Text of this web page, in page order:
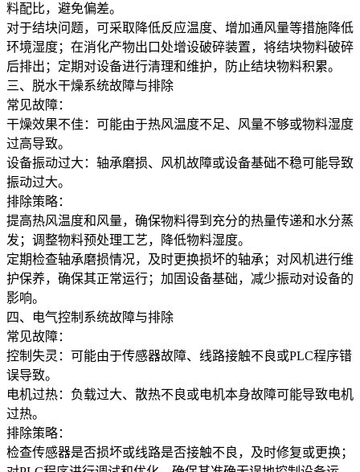
料配比，避免偏差。
对于结块问题，可采取降低反应温度、增加通风量等措施降低
环境湿度；在消化产物出口处增设破碎装置，将结块物料破碎
后排出；定期对设备进行清理和维护，防止结块物料积累。
三、脱水干燥系统故障与排除
常见故障：
干燥效果不佳：可能由于热风温度不足、风量不够或物料湿度
过高导致。
设备振动过大：轴承磨损、风机故障或设备基础不稳可能导致
振动过大。
排除策略：
提高热风温度和风量，确保物料得到充分的热量传递和水分蒸
发；调整物料预处理工艺，降低物料湿度。
定期检查轴承磨损情况，及时更换损坏的轴承；对风机进行维
护保养，确保其正常运行；加固设备基础，减少振动对设备的
影响。
四、电气控制系统故障与排除
常见故障：
控制失灵：可能由于传感器故障、线路接触不良或PLC程序错
误导致。
电机过热：负载过大、散热不良或电机本身故障可能导致电机
过热。
排除策略：
检查传感器是否损坏或线路是否接触不良，及时修复或更换；